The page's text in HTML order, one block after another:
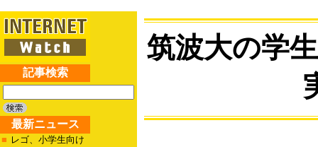
記事検索
最新ニュース
■ レゴ、小学生向け
筑波大の学